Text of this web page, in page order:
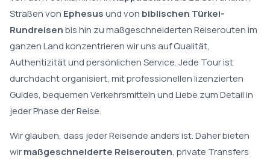
Straßen von Ephesusund von biblischen Türkei-
Rundreisenbis hin zu maßgeschneiderten Reiserouten im
ganzen Land konzentrieren wir uns auf Qualität,
Authentizität und persönlichen Service. Jede Tour ist
durchdacht organisiert, mit professionellen lizenzierten
Guides, bequemen Verkehrsmitteln und Liebe zum Detail in
jeder Phase der Reise.
Wir glauben, dass jeder Reisende anders ist. Daher bieten
wirmaßgeschneiderte Reiserouten, private Transfers